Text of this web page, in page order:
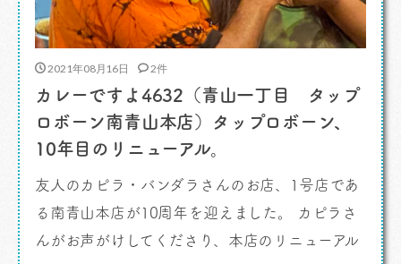
2021年08月16日 2件
カレーですよ4632（青山一丁目 タップ
ロボーン南青山本店）タップロボーン、
10年目のリニューアル。
友人のカピラ・バンダラさんのお店、1号店であ
る南青山本店が10周年を迎えました。 カピラさ
んがお声がけしてくださり、本店のリニューアル